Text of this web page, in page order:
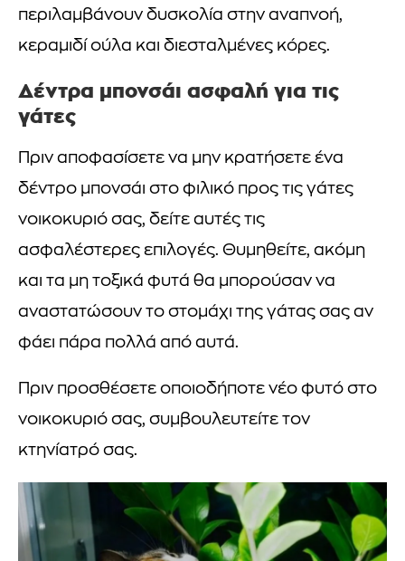
περιλαμβάνουν δυσκολία στην αναπνοή,
κεραμιδί ούλα και διεσταλμένες κόρες.
Δέντρα μπονσάι ασφαλή για τις
γάτες
Πριν αποφασίσετε να μην κρατήσετε ένα
δέντρο μπονσάι στο φιλικό προς τις γάτες
νοικοκυριό σας, δείτε αυτές τις
ασφαλέστερες επιλογές. Θυμηθείτε, ακόμη
και τα μη τοξικά φυτά θα μπορούσαν να
αναστατώσουν το στομάχι της γάτας σας αν
φάει πάρα πολλά από αυτά.
Πριν προσθέσετε οποιοδήποτε νέο φυτό στο
νοικοκυριό σας, συμβουλευτείτε τον
κτηνίατρό σας.